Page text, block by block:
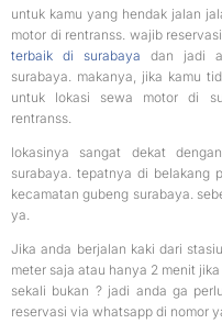
untuk kamu yang hendak jalan
motor di rentranss. wajib
terbaik di surabaya dan jadi
surabaya. makanya, jika kamu
untuk lokasi sewa motor di
rentranss.
lokasinya sangat dekat
surabaya. tepatnya di belakang
kecamatan gubeng surabaya.
ya.
Jika anda berjalan kaki dari
meter saja atau hanya 2 menit
sekali bukan ? jadi anda ga
reservasi via whatsapp di nomor